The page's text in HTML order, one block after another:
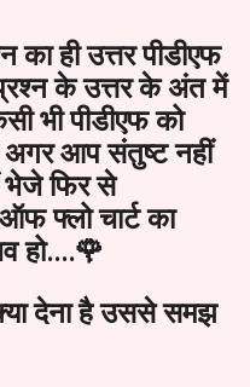
ही उत्तर पीडीएफ
के उत्तर के अंत में
भी पीडीएफ को
आप संतुष्ट नहीं
भेजे फिर से
फ्लो चार्ट का
हो....🌹
देना है उससे समझ